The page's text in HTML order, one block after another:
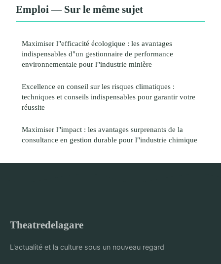
Emploi — Sur le même sujet
Maximiser l"efficacité écologique : les avantages
indispensables d"un gestionnaire de performance
environnementale pour l"industrie minière
Excellence en conseil sur les risques climatiques :
techniques et conseils indispensables pour garantir votre
réussite
Maximiser l"impact : les avantages surprenants de la
consultance en gestion durable pour l"industrie chimique
Theatredelagare
L'actualité et la culture sous un nouveau regard